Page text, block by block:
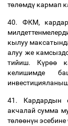
төлөмдү кармап
40. ФКМ, кардар
кылуу
алуу же
тийиш. Күрөө
келишимде
41. Кардардын
акчалай сумма
төлөөнүн эсебине